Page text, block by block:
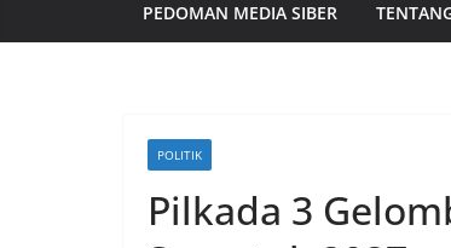
PEDOMAN MEDIA SIBER
POLITIK
Pilkada 3